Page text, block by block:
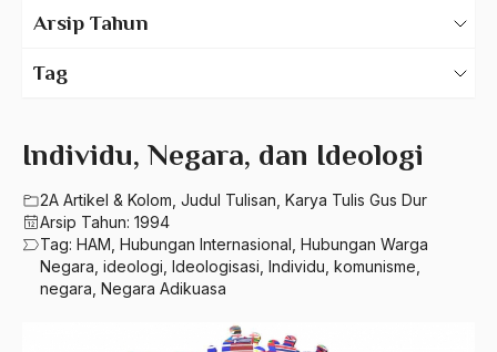
Individu, Negara, dan Ideologi
2A Artikel & Kolom Judul Tulisan Karya Tulis Gus Dur
Arsip Tahun: 1994
Tag: HAM Hubungan Internasional Hubungan Warga
Negara ideologi Ideologisasi Individu komunisme
negara Negara Adikuasa
660 – Ilmu Seni, Desain dan Media
710 – Ilmu Pendidikan
Arsip Tahun
2023
2021
2020
Tag
A. Mukti Ali
A. Mustofa Bisri
A. Yani
A.A. Baramudi